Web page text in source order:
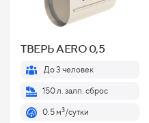
ТВЕРЬ AERO 0,5
До 3 человек
150 л. залп. сброс
0.5 м3/сутки